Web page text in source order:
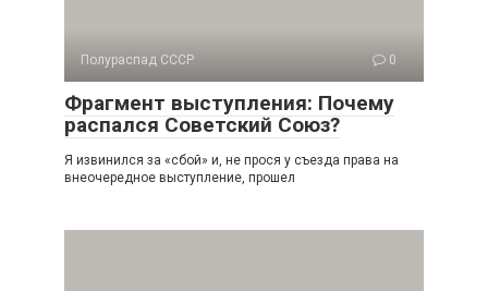
Полураспад СССР 0
Фрагмент выступления: Почему
распался Советский Союз?
Я извинился за «сбой» и, не прося у съезда права на
внеочередное выступление, прошел